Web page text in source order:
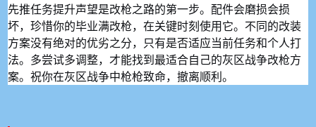
先推任务提升声望是改枪之路的第一步。配件会磨损会损
坏，珍惜你的毕业满改枪，在关键时刻使用它。不同的改装
方案没有绝对的优劣之分，只有是否适应当前任务和个人打
法。多尝试多调整，才能找到最适合自己的灰区战争改枪方
案。祝你在灰区战争中枪枪致命，撤离顺利。